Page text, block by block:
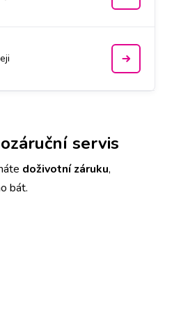
servis
doživotní záruku,
bát.